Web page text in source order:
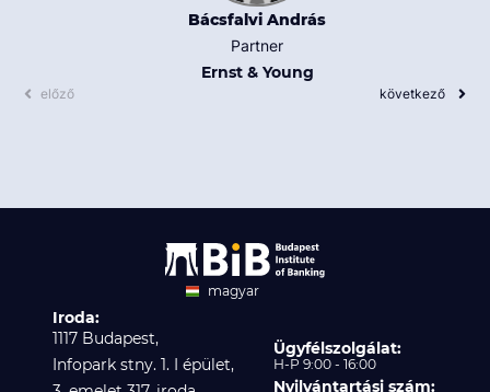
Bácsfalvi András
Partner
Ernst & Young
előző következő
magyar
Iroda:
1117 Budapest,
Infopark stny. 1. I épület,
Ügyfélszolgálat:
H-P 9:00 - 16:00
Nyilvántartási szám: